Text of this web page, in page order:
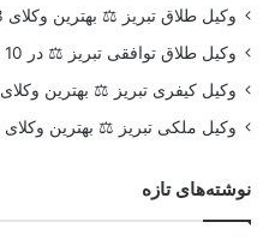
وکیل طلاق تبریز ⚖️ بهترین وکلای 1403
وکیل طلاق توافقی تبریز ⚖️ در 10 روز 1403 فوری
وکیل کیفری تبریز ⚖️ بهترین وکلای 1403
وکیل ملکی تبریز ⚖️ بهترین وکلای 2024
نوشته‌های تازه